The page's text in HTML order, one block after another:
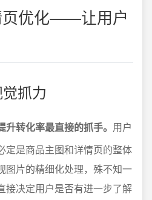
页优化——让用户
抓力
转化率最直接的抓手。 用户
定是商品主图和详情页的整体
图片的精细化处理，殊不知一
接决定用户是否有进一步了解